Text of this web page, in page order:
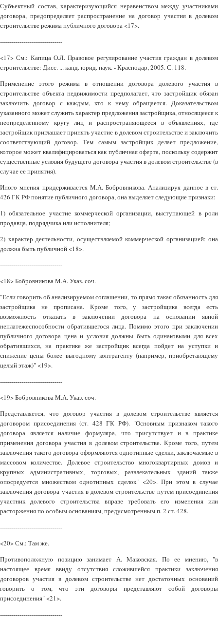
Субъектный состав, характеризующийся неравенством между участниками
договора, предопределяет распространение на договор участия в долевом
строительстве режима публичного договора <17>.
--------------------------------
<17> См.: Капица О.Л. Правовое регулирование участия граждан в долевом
строительстве: Дисс. ... канд. юрид. наук. - Краснодар, 2005. С. 118.
Применение этого режима в отношении договора долевого участия в
строительстве объекта недвижимости предполагает, что застройщик обязан
заключить договор с каждым, кто к нему обращается. Доказательством
указанного может служить характер предложения застройщика, относящееся к
неопределенному кругу лиц и распространяющееся в объявлениях, где
застройщик приглашает принять участие в долевом строительстве и заключить
соответствующий договор. Тем самым застройщик делает предложение,
которое может квалифицироваться как публичная оферта, поскольку содержит
существенные условия будущего договора участия в долевом строительстве (в
случае ее принятия).
Иного мнения придерживается М.А. Бобровникова. Анализируя данное в ст.
426 ГК РФ понятие публичного договора, она выделяет следующие признаки:
1) обязательное участие коммерческой организации, выступающей в роли
продавца, подрядчика или исполнителя;
2) характер деятельности, осуществляемой коммерческой организацией: она
должна быть публичной <18>.
--------------------------------
<18> Бобровникова М.А. Указ. соч.
"Если говорить об анализируемом соглашении, то прямо такая обязанность для
застройщика не прописана. Кроме того, у застройщика всегда есть
возможность отказать в заключении договора на основании явной
неплатежеспособности обратившегося лица. Помимо этого при заключении
публичного договора цена и условия должны быть одинаковыми для всех
обратившихся, на практике же застройщик всегда пойдет на уступки и
снижение цены более выгодному контрагенту (например, приобретающему
целый этаж)" <19>.
--------------------------------
<19> Бобровникова М.А. Указ. соч.
Представляется, что договор участия в долевом строительстве является
договором присоединения (ст. 428 ГК РФ). "Основным признаком такого
договора является наличие формуляра, что присутствует и в практике
применения договора участия в долевом строительстве. Кроме того, путем
заключения такого договора оформляются однотипные сделки, заключаемые в
массовом количестве. Долевое строительство многоквартирных домов и
крупных административных, торговых, развлекательных зданий также
опосредуется множеством однотипных сделок" <20>. При этом в случае
заключения договора участия в долевом строительстве путем присоединения
участник долевого строительства вправе требовать его изменения или
расторжения по особым основаниям, предусмотренным п. 2 ст. 428.
--------------------------------
<20> См.: Там же.
Противоположную позицию занимает А. Маковская. По ее мнению, "в
настоящее время ввиду отсутствия сложившейся практики заключения
договоров участия в долевом строительстве нет достаточных оснований
говорить о том, что эти договоры представляют собой договоры
присоединения" <21>.
--------------------------------